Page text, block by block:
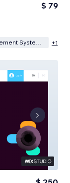
$ 79
CMS (Content Management Systeem) +1